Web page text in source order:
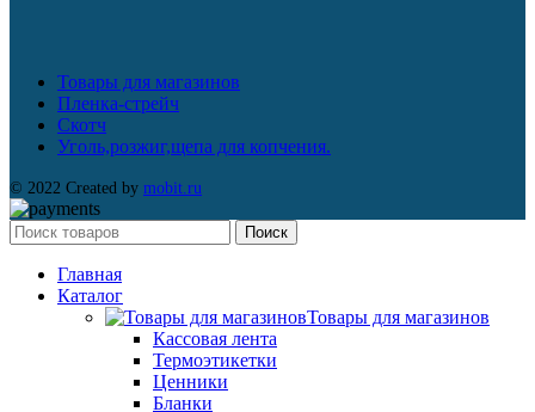
Товары для магазинов
Пленка-стрейч
Скотч
Уголь,розжиг,щепа для копчения.
© 2022 Created by mobit.ru
Поиск
Главная
Каталог
Товары для магазинов
Кассовая лента
Термоэтикетки
Ценники
Бланки